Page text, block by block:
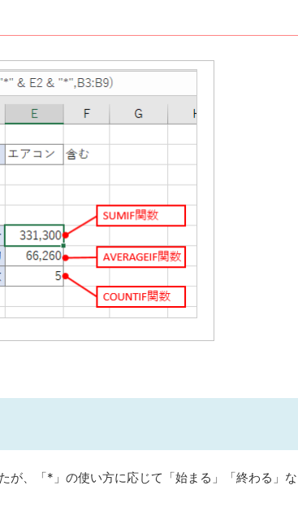
が、「*」の使い方に応じて「始まる」「終わる」な